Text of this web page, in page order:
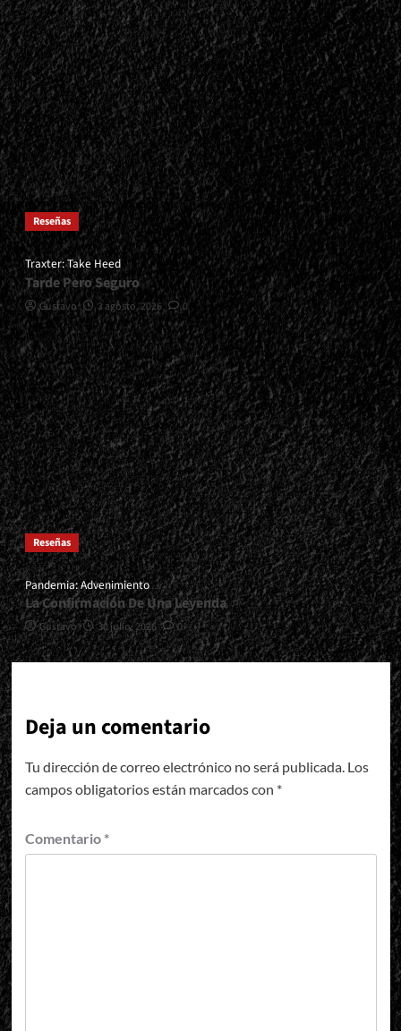
Reseñas
Traxter: Take Heed
Tarde Pero Seguro
Gustavo 3 agosto, 2026 0
Reseñas
Pandemia: Advenimiento
La Confirmación De Una Leyenda
Gustavo 30 julio, 2026 0
Deja un comentario
Tu dirección de correo electrónico no será publicada. Los
campos obligatorios están marcados con *
Comentario *